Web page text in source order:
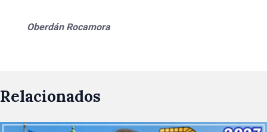
Oberdán Rocamora
Relacionados